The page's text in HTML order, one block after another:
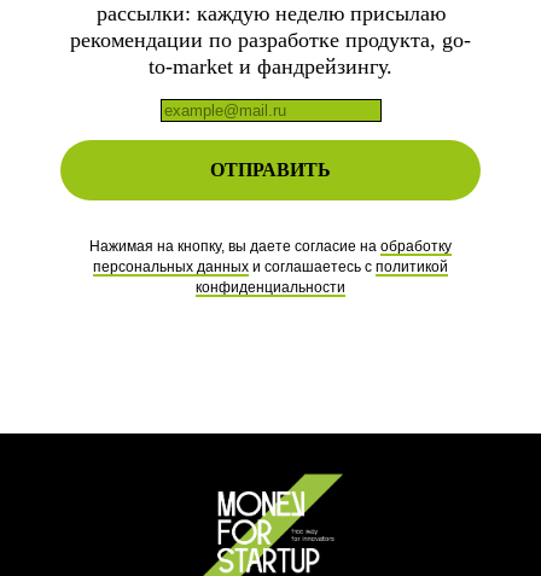
рассылки: каждую неделю присылаю
рекомендации по разработке продукта, go-
to-market и фандрейзингу.
ОТПРАВИТЬ
Нажимая на кнопку, вы даете согласие на обработку
персональных данных и соглашаетесь c политикой
конфиденциальности